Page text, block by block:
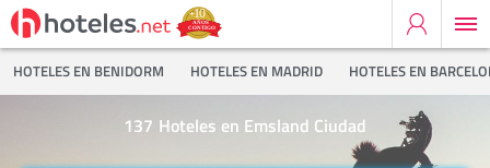
HOTELES EN BENIDORM HOTELES EN MADRID HOTELES EN
Hoteles en Emsland Ciudad
137